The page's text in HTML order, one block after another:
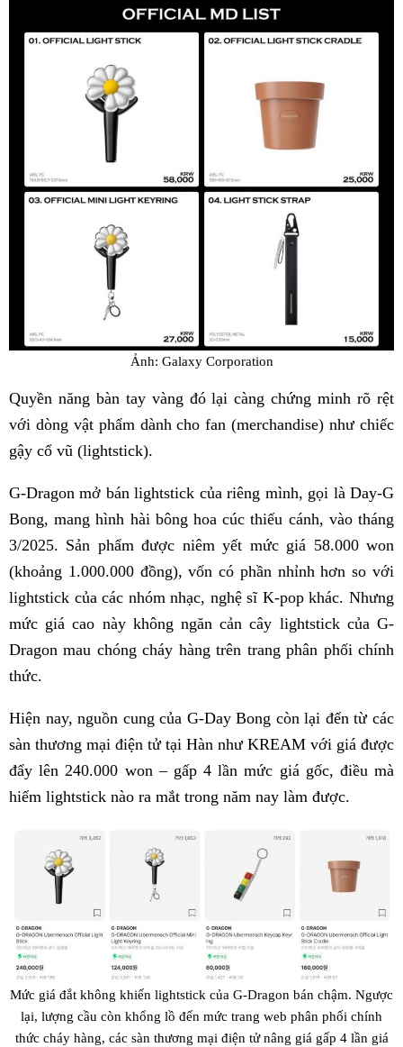
Ảnh: Galaxy Corporation
Quyền năng bàn tay vàng đó lại càng chứng minh rõ rệt
với dòng vật phẩm dành cho fan (merchandise) như chiếc
gậy cổ vũ (lightstick).
G-Dragon mở bán lightstick của riêng mình, gọi là Day-G
Bong, mang hình hài bông hoa cúc thiếu cánh, vào tháng
3/2025. Sản phẩm được niêm yết mức giá 58.000 won
(khoảng 1.000.000 đồng), vốn có phần nhỉnh hơn so với
lightstick của các nhóm nhạc, nghệ sĩ K-pop khác. Nhưng
mức giá cao này không ngăn cản cây lightstick của G-
Dragon mau chóng cháy hàng trên trang phân phối chính
thức.
Hiện nay, nguồn cung của G-Day Bong còn lại đến từ các
sàn thương mại điện tử tại Hàn như KREAM với giá được
đẩy lên 240.000 won – gấp 4 lần mức giá gốc, điều mà
hiếm lightstick nào ra mắt trong năm nay làm được.
Mức giá đắt không khiến lightstick của G-Dragon bán chậm. Ngược
lại, lượng cầu còn khổng lồ đến mức trang web phân phối chính
thức cháy hàng, các sàn thương mại điện tử nâng giá gấp 4 lần giá